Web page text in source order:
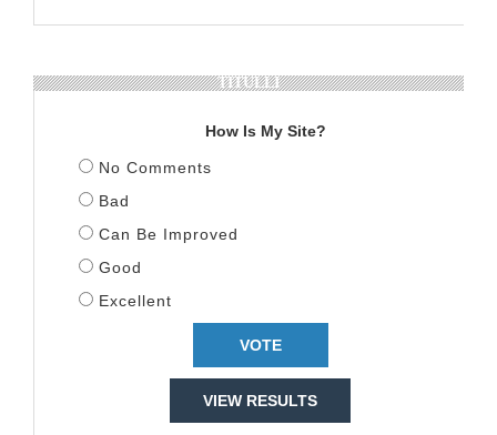
TITULLI
How Is My Site?
No Comments
Bad
Can Be Improved
Good
Excellent
VIEW RESULTS